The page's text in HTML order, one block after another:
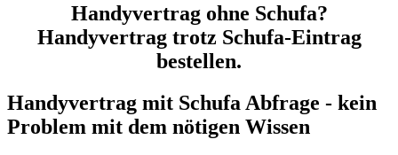
Handyvertrag ohne Schufa?
Handyvertrag trotz Schufa-Eintrag
bestellen.
Handyvertrag mit Schufa Abfrage - kein
Problem mit dem nötigen Wissen